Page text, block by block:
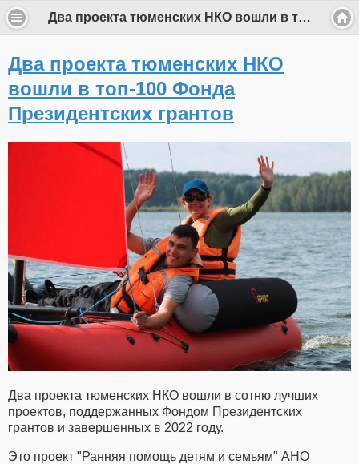
Два проекта тюменских НКО вошли в топ-100 Фонда Президентских грантов
Два проекта тюменских НКО
вошли в топ-100 Фонда
Президентских грантов
Два проекта тюменских НКО вошли в сотню лучших
проектов, поддержанных Фондом Президентских
грантов и завершенных в 2022 году.
Это проект "Ранняя помощь детям и семьям" АНО